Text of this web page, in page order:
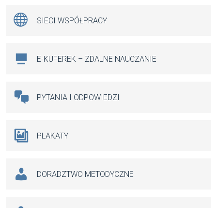
SIECI WSPÓŁPRACY
E-KUFEREK – ZDALNE NAUCZANIE
PYTANIA I ODPOWIEDZI
PLAKATY
DORADZTWO METODYCZNE